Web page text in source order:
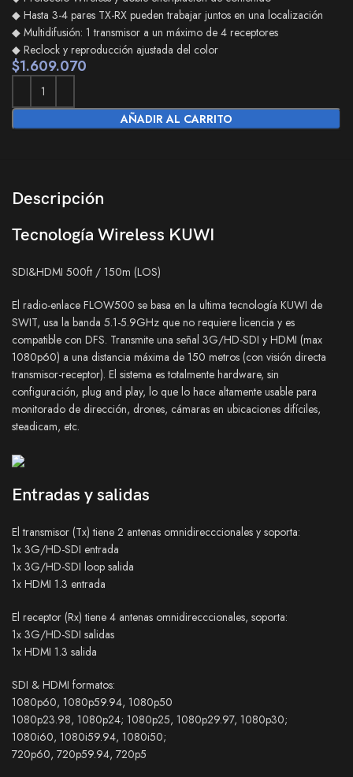
◆ Hasta 3-4 pares TX-RX pueden trabajar juntos en una localización
◆ Multidifusión: 1 transmisor a un máximo de 4 receptores
◆ Reclock y reproducción ajustada del color
$1.609.070
AÑADIR AL CARRITO
Descripción
Tecnología Wireless KUWI
SDI&HDMI 500ft / 150m (LOS)
El radio-enlace FLOW500 se basa en la ultima tecnología KUWI de
SWIT, usa la banda 5.1-5.9GHz que no requiere licencia y es
compatible con DFS. Transmite una señal 3G/HD-SDI y HDMI (max
1080p60) a una distancia máxima de 150 metros (con visión directa
transmisor-receptor). El sistema es totalmente hardware, sin
configuración, plug and play, lo que lo hace altamente usable para
monitorado de dirección, drones, cámaras en ubicaciones difíciles,
steadicam, etc.
Entradas y salidas
El transmisor (Tx) tiene 2 antenas omnidirecccionales y soporta:
1x 3G/HD-SDI entrada
1x 3G/HD-SDI loop salida
1x HDMI 1.3 entrada
El receptor (Rx) tiene 4 antenas omnidirecccionales, soporta:
1x 3G/HD-SDI salidas
1x HDMI 1.3 salida
SDI & HDMI formatos:
1080p60, 1080p59.94, 1080p50
1080p23.98, 1080p24; 1080p25, 1080p29.97, 1080p30;
1080i60, 1080i59.94, 1080i50;
720p60, 720p59.94, 720p5